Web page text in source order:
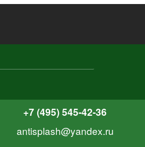
+7 (495) 545-42-36
antisplash@yandex.ru